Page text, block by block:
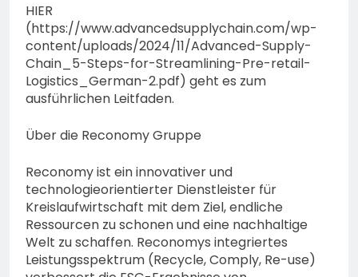
HIER
(https://www.advancedsupplychain.com/wp-
content/uploads/2024/11/Advanced-Supply-
Chain_5-Steps-for-Streamlining-Pre-retail-
Logistics_German-2.pdf) geht es zum
ausführlichen Leitfaden.
Über die Reconomy Gruppe
Reconomy ist ein innovativer und
technologieorientierter Dienstleister für
Kreislaufwirtschaft mit dem Ziel, endliche
Ressourcen zu schonen und eine nachhaltige
Welt zu schaffen. Reconomys integriertes
Leistungsspektrum (Recycle, Comply, Re-use)